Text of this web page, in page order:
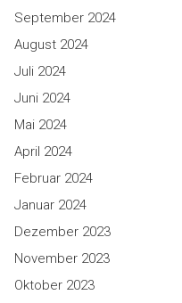
September 2024
August 2024
Juli 2024
Juni 2024
Mai 2024
April 2024
Februar 2024
Januar 2024
Dezember 2023
November 2023
Oktober 2023